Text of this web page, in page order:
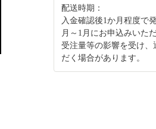
配送時期：
入金確認後1か月程度で
月～1月にお申込みいた
受注量等の影響を受け、
だく場合があります。